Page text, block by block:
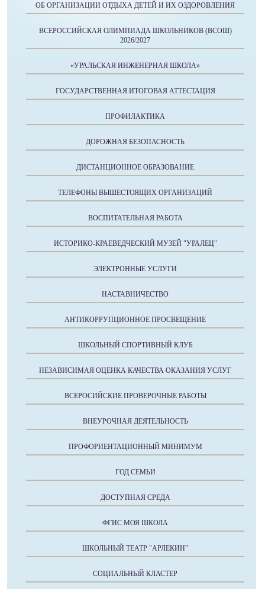
ОБ ОРГАНИЗАЦИИ ОТДЫХА ДЕТЕЙ И ИХ ОЗДОРОВЛЕНИЯ
ВСЕРОССИЙСКАЯ ОЛИМПИАДА ШКОЛЬНИКОВ (ВСОШ)
2026/2027
«УРАЛЬСКАЯ ИНЖЕНЕРНАЯ ШКОЛА»
ГОСУДАРСТВЕННАЯ ИТОГОВАЯ АТТЕСТАЦИЯ
ПРОФИЛАКТИКА
ДОРОЖНАЯ БЕЗОПАСНОСТЬ
ДИСТАНЦИОННОЕ ОБРАЗОВАНИЕ
ТЕЛЕФОНЫ ВЫШЕСТОЯЩИХ ОРГАНИЗАЦИЙ
ВОСПИТАТЕЛЬНАЯ РАБОТА
ИСТОРИКО-КРАЕВЕДЧЕСКИЙ МУЗЕЙ "УРАЛЕЦ"
ЭЛЕКТРОННЫЕ УСЛУГИ
НАСТАВНИЧЕСТВО
АНТИКОРРУПЦИОННОЕ ПРОСВЕЩЕНИЕ
ШКОЛЬНЫЙ СПОРТИВНЫЙ КЛУБ
НЕЗАВИСИМАЯ ОЦЕНКА КАЧЕСТВА ОКАЗАНИЯ УСЛУГ
ВСЕРОСИЙСКИЕ ПРОВЕРОЧНЫЕ РАБОТЫ
ВНЕУРОЧНАЯ ДЕЯТЕЛЬНОСТЬ
ПРОФОРИЕНТАЦИОННЫЙ МИНИМУМ
ГОД СЕМЬИ
ДОСТУПНАЯ СРЕДА
ФГИС МОЯ ШКОЛА
ШКОЛЬНЫЙ ТЕАТР "АРЛЕКИН"
СОЦИАЛЬНЫЙ КЛАСТЕР